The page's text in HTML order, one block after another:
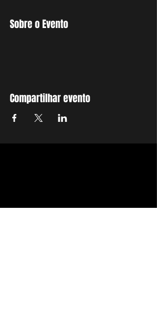
Sobre o Evento
Compartilhar evento